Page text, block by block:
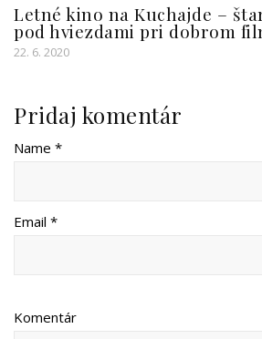
Letné kino na Kuchajde –
pod hviezdami pri dobrom
22. 6. 2020
Pridaj komentár
Name *
Email *
Komentár